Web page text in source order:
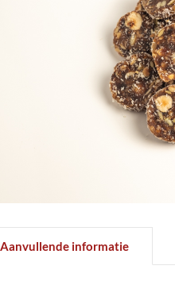
Aanvullende informatie